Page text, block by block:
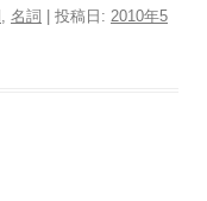
, 名詞 | 投稿日: 2010年5